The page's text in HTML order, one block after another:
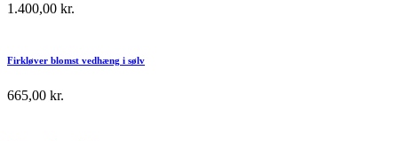
1.400,00 kr.
Firkløver blomst vedhæng i sølv
665,00 kr.